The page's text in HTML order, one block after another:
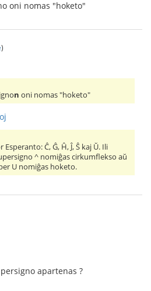
oni nomas "hoketo"
)
n oni nomas "hoketo"
Ĉ, Ĝ, Ĥ, Ĵ, Ŝ kaj Ŭ. Ili
^ nomiĝas cirkumflekso aŭ
U nomiĝas hoketo.
apartenas ?